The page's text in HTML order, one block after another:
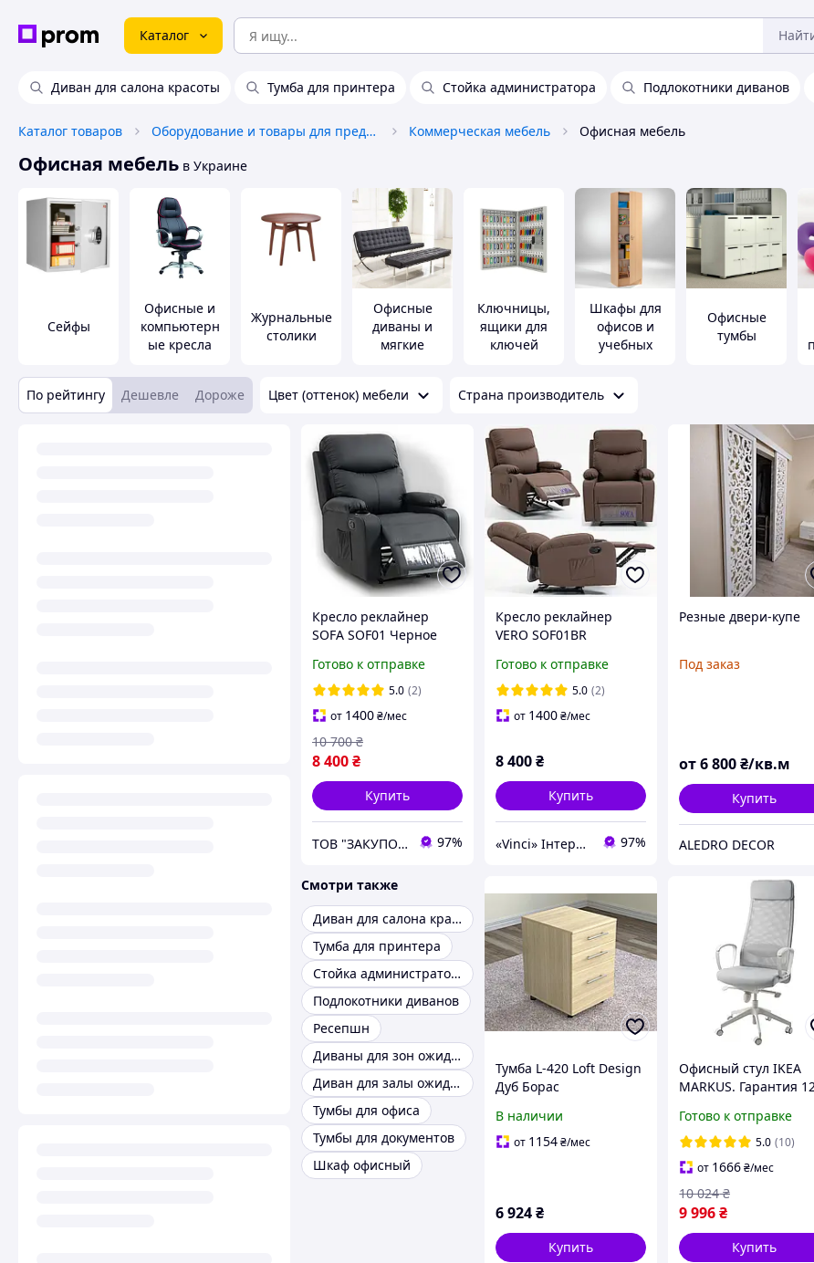
Каталог
Диван для салона красоты Тумба для принтера Стойка администратора Подлокотники диванов
Каталог товаров Оборудование и товары для предоставления услуг Коммерческая мебель Офисная мебель
Офисная мебель в Украине
Сейфы
Офисные и
компьютерн
ые кресла
Журнальные
столики
Офисные
диваны и
мягкие
Ключницы,
ящики для
ключей
Шкафы для
офисов и
учебных
Офисные
тумбы
По рейтингу Дешевле Дороже Цвет (оттенок) мебели Страна производитель
Кресло реклайнер
SOFA SOF01 Черное
кресло для домашнего
кинотеатра,
Педикюрное кресло
Готово к отправке
5.0 (2)
от 1400₴/мес
8 400₴
10 700 ₴
Купить
ТОВ "ЗАКУПОЛЬ" 97%
Кресло реклайнер
VERO SOF01BR
кровать с подножкой
КОРИЧНЕВОЕ
Готово к отправке
5.0 (2)
от 1400₴/мес
8 400₴
Купить
«Vinci» Інтернет-магазин 97%
Резные двери-купе
Под заказ
от6 800₴/кв.м
Купить
ALEDRO DECOR
Смотри также
Диван для салона красоты
Тумба для принтера
Стойка администратора
Подлокотники диванов
Ресепшн
Диваны для зон ожидания офиса
Диван для залы ожидания
Тумбы для офиса
Тумбы для документов
Шкаф офисный
Тумба L-420 Loft Design
Дуб Борас
В наличии
от 1154₴/мес
6 924₴
Купить
Офисный стул IKEA
MARKUS. Гарантия
Cветло-cерое.
Готово к отправке
5.0 (10)
от 1666₴/мес
9 996₴
10 024 ₴
Купить